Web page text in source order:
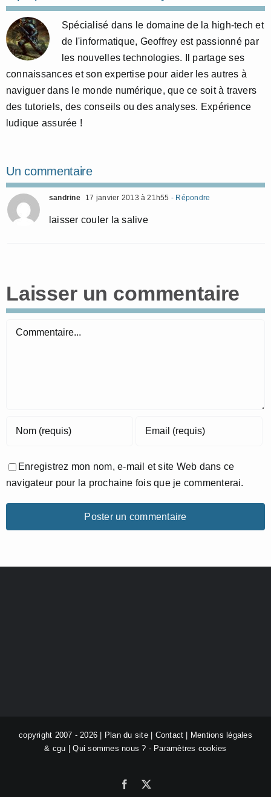
Spécialisé dans le domaine de la high-tech et
de l'informatique, Geoffrey est passionné par
les nouvelles technologies. Il partage ses
connaissances et son expertise pour aider les autres à
naviguer dans le monde numérique, que ce soit à travers
des tutoriels, des conseils ou des analyses. Expérience
ludique assurée !
Un commentaire
sandrine 17 janvier 2013 à 21h55 - Répondre
laisser couler la salive
Laisser un commentaire
Commentaire
Enregistrez mon nom, e-mail et site Web dans ce
navigateur pour la prochaine fois que je commenterai.
copyright 2007 - 2026 | Plan du site| Contact
Mentions légales
& cgu |Qui sommes nous ? - Paramètres cookies
Facebook